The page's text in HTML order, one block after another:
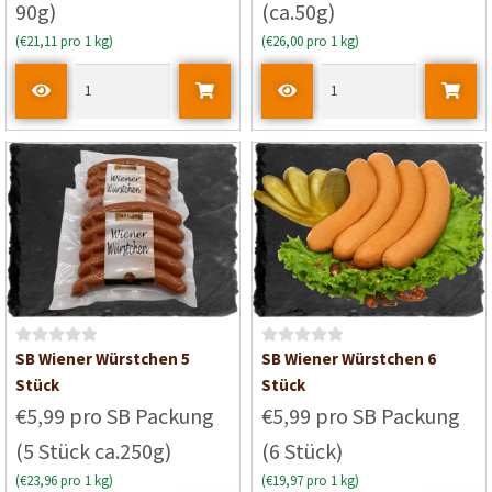
90g)
(€21,11 pro 1 kg)
(ca.50g)
(€26,00 pro 1 kg)
B
e
e
r
SB Wiener Würstchen 5
Stück
€5,99 pro SB Packung
(5 Stück ca.250g)
(€23,96 pro 1 kg)
B
e
e
r
SB Wiener Würstchen 6
Stück
€5,99 pro SB Packung
(6 Stück)
(€19,97 pro 1 kg)